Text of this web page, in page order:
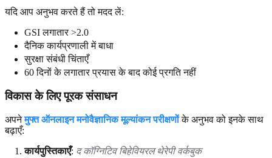
यदि आप अनुभव करते हैं तो मदद लें:
GSI लगातार >2.0
दैनिक कार्यप्रणाली में बाधा
सुरक्षा संबंधी चिंताएँ
60 दिनों के लगातार प्रयास के बाद कोई प्रगति नहीं
विकास के लिए पूरक संसाधन
अपनेमुफ्त ऑनलाइन मनोवैज्ञानिक मूल्यांकन परीक्षणोंके अनुभव को इनके साथ
बढ़ाएँ:
कार्यपुस्तिकाएँ: द कॉग्निटिव बिहेवियरल थेरेपी वर्कबुक